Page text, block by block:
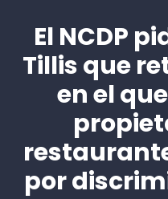
El NCDP
Tillis que
en el
por